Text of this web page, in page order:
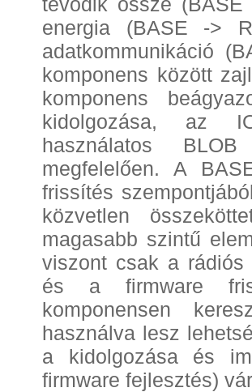
energia (BASE ->
adatkommunikáció
komponens között
komponens
kidolgozása, az
használatos
megfelelően. A
frissítés
közvetlen
magasabb szintű
viszont csak a
és a firmware
komponensen
használva lesz
a kidolgozása és
firmware fejlesztés)